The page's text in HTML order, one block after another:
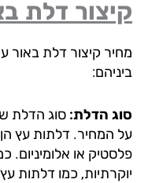
דלת
קיצור דלת באור עקיבא
הדלת:סוג הדלת שיש
המחיר. דלתות עץ הן
או אלומיניום. כמו
כמו דלתות עץ